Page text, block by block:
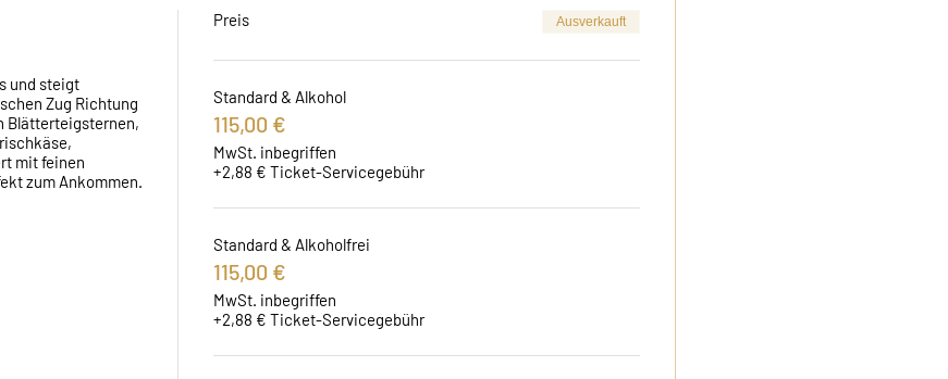
und steigt
Zug Richtung
Blätterteigsternen,
mit feinen
zum Ankommen.
Preis Ausverkauft
Standard & Alkohol
115,00 €
MwSt. inbegriffen
+2,88 € Ticket-Servicegebühr
Standard & Alkoholfrei
115,00 €
MwSt. inbegriffen
+2,88 € Ticket-Servicegebühr